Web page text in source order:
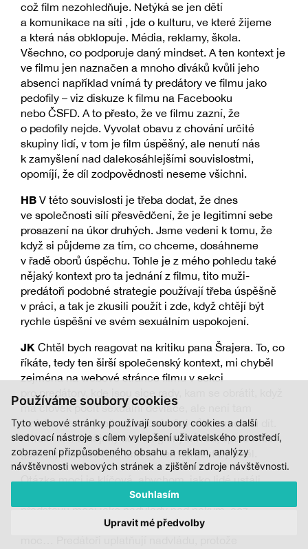
Používáme soubory cookies
Tyto webové stránky používají soubory cookies a další
sledovací nástroje s cílem vylepšení uživatelského prostředí,
zobrazení přizpůsobeného obsahu a reklam, analýzy
návštěvnosti webových stránek a zjištění zdroje návštěvnosti.
Souhlasím
Upravit mé předvolby
což film nezohledňuje. Netýká se jen dětí
a komunikace na síti , jde o kulturu, ve které žijeme
a která nás obklopuje. Média, reklamy, škola.
Všechno, co podporuje daný mindset. A ten kontext je
ve filmu jen naznačen a mnoho diváků kvůli jeho
absenci například vnímá ty predátory ve filmu jako
pedofily – viz diskuze k filmu na Facebooku
nebo ČSFD. A to přesto, že ve filmu zazní, že
o pedofily nejde. Vyvolat obavu z chování určité
skupiny lidí, v tom je film úspěšný, ale nenutí nás
k zamyšlení nad dalekosáhlejšími souvislostmi,
opomíjí, že díl zodpovědnosti neseme všichni.
HB V této souvislosti je třeba dodat, že dnes
ve společnosti sílí přesvědčení, že je legitimní sebe
prosazení na úkor druhých. Jsme vedeni k tomu, že
když si půjdeme za tím, co chceme, dosáhneme
v řadě oborů úspěchu. Tohle je z mého pohledu také
nějaký kontext pro ta jednání z filmu, tito muži-
predátoři podobné strategie používají třeba úspěšně
v práci, a tak je zkusili použít i zde, když chtějí být
rychle úspěšní ve svém sexuálním uspokojení.
JK Chtěl bych reagovat na kritiku pana Šrajera. To, co
říkáte, tedy ten širší společenský kontext, mi chyběl
zejména na webové stránce filmu v sekci
pro predátory, kde jsou sice rady, kam se obrátit, když
má člověk pocit sexuální deviace, ale není tam
zmínka o tom, proč se takové věci vůbec mohou dít.
Přitom to má nějaký sociologický důvod, společnost
generuje takové lidi. Tam by ten kontext být měl.
Otázka moci je klíčová, abychom jako lidé ustáli
digitalizaci společnosti. Máme bohužel zažitou
představu moci jako nadvlády nad někým, což
podemílá schopnost člověka uvědomit si vlastní